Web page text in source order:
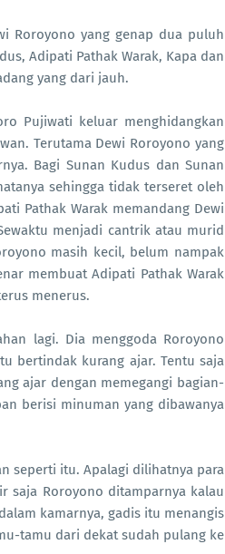
Roroyono yang genap dua puluh
Adipati Pathak Warak, Kapa dan
yang dari jauh.
Pujiwati keluar menghidangkan
Terutama Dewi Roroyono yang
Bagi Sunan Kudus dan Sunan
sehingga tidak terseret oleh
Pathak Warak memandang Dewi
menjadi cantrik atau murid
masih kecil, belum nampak
membuat Adipati Pathak Warak
menerus.
lagi. Dia menggoda Roroyono
bertindak kurang ajar. Tentu saja
ajar dengan memegangi bagian-
berisi minuman yang dibawanya
seperti itu. Apalagi dilihatnya para
saja Roroyono ditamparnya kalau
kamarnya, gadis itu menangis
tamu dari dekat sudah pulang ke